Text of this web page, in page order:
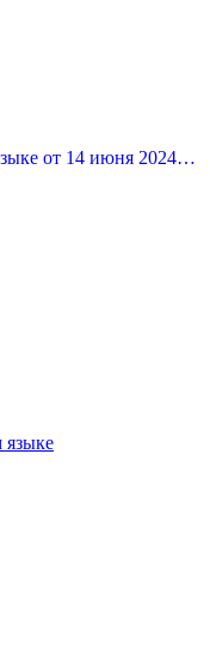
от 14 июня 2024…
языке